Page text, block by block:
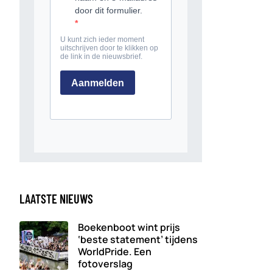
LAATSTE NIEUWS
Boekenboot wint prijs
‘beste statement’ tijdens
WorldPride. Een
fotoverslag